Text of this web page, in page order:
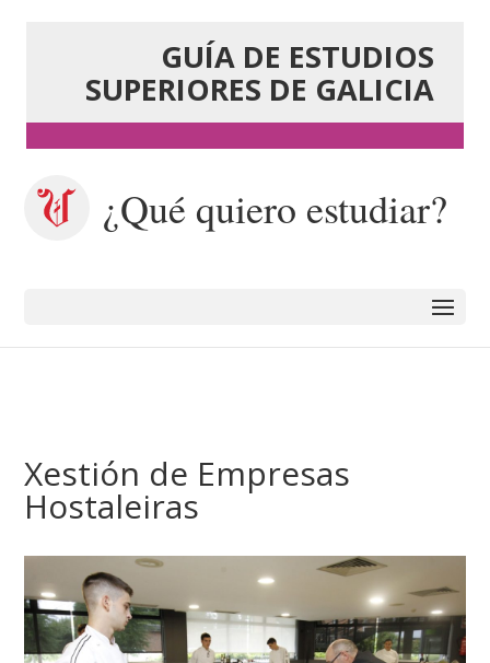
GUÍA DE ESTUDIOS
SUPERIORES DE GALICIA
¿Qué quiero estudiar?
Xestión de Empresas
Hostaleiras